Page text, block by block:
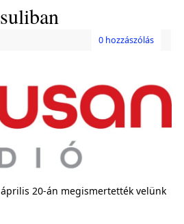
0 hozzászólás
20-án megismertették velünk